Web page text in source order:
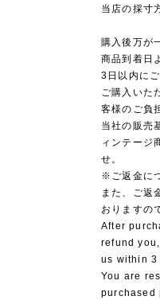
当店の採寸
購入後万が
商品到着日
3日以内に
ご購入いた
客様のご負
当社の販売
ィンテージ
せ。
※ご返金に
また、ご返
おりますの
After
refund
us within
You are
purchased